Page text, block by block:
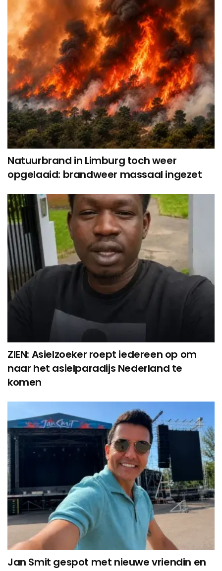
Natuurbrand in Limburg toch weer
opgelaaid: brandweer massaal ingezet
ZIEN: Asielzoeker roept iedereen op om
naar het asielparadijs Nederland te
komen
Jan Smit gespot met nieuwe vriendin en